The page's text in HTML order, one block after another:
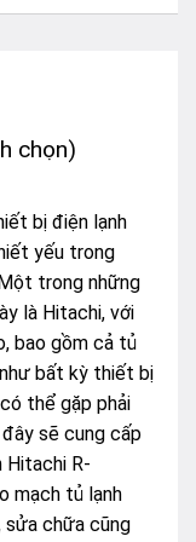
chọn)
bị điện lạnh
yếu trong
trong những
là Hitachi, với
bao gồm cả tủ
như bất kỳ thiết bị
thể gặp phải
sẽ cung cấp
R-
mạch tủ lạnh
sửa chữa cũng